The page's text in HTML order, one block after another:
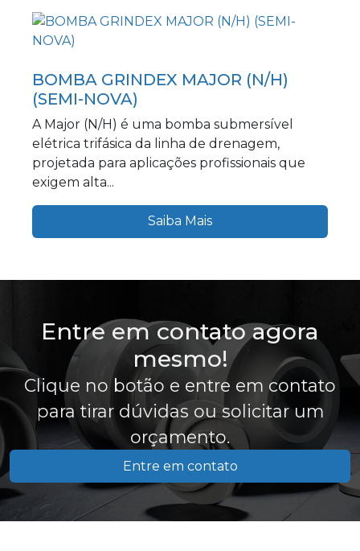
BOMBA GRINDEX MAJOR (N/H)
(SEMI-NOVA)
A Major (N/H) é uma bomba submersível
elétrica trifásica da linha de drenagem,
projetada para aplicações profissionais que
exigem alta...
Saiba Mais
Entre em contato agora
mesmo!
Clique no botão e entre em contato
para tirar dúvidas ou solicitar um
orçamento.
Entre em contato